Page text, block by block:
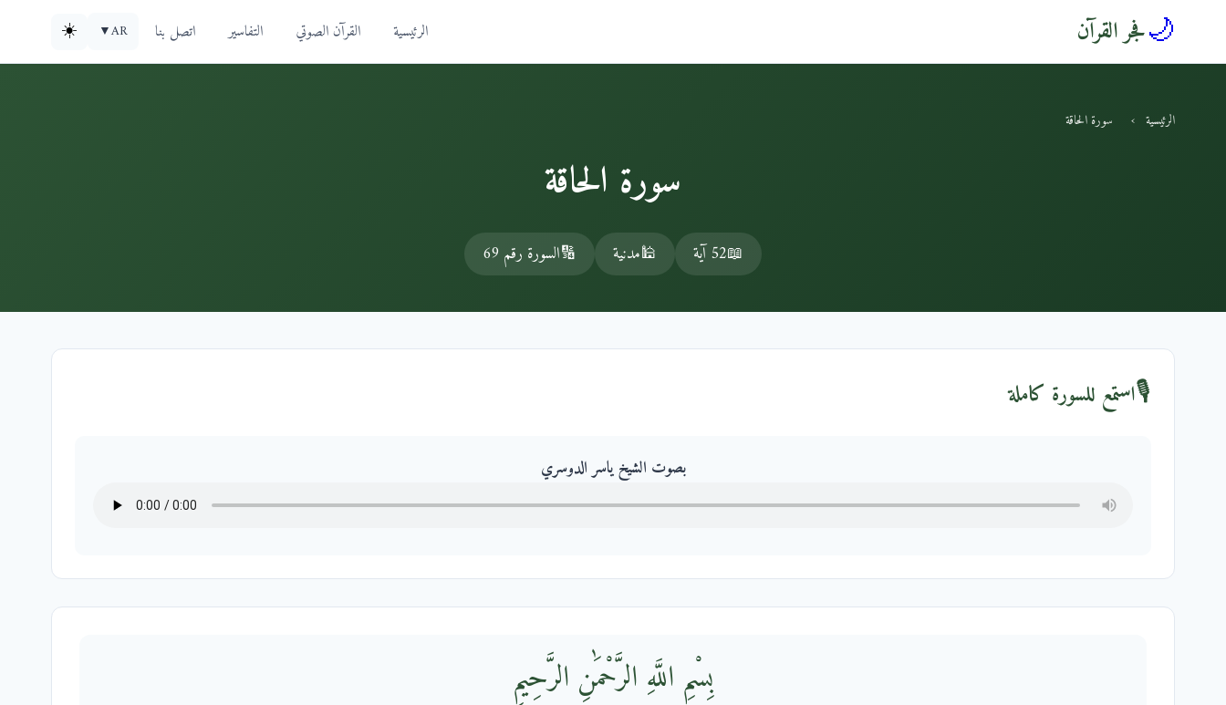
🌙فجر القرآن الرئيسية القرآن الصوتي التفاسير اتصل بنا AR
▼
☀️
الرئيسية › سورة الحاقة
سورة الحاقة
📖52 آية 🕌مدنية 🔢السورة رقم 69
🎙️استمع للسورة كاملة
بصوت الشيخ ياسر الدوسري
بِسْمِ اللَّهِ الرَّحْمَٰنِ الرَّحِيمِ